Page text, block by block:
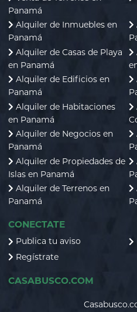
Panamá
Alquiler de Inmuebles en
Panamá
Alquiler de Casas de Playa
en Panamá
Alquiler de Edificios en
Panamá
Alquiler de Habitaciones
en Panamá
Alquiler de Negocios en
Panamá
Alquiler de Propiedades de
Islas en Panamá
Alquiler de Terrenos en
Panamá
CONECTATE
Publica tu aviso
Regístrate
CASABUSCO.COM